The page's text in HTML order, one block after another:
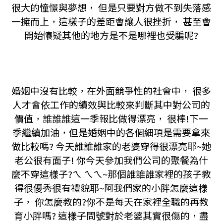
很大的憧憬與夢想， 但是只要對方做不到失落感
一擁而上，這樣子的差距會讓人很挫折， 甚至會
開始懷疑其他的地方是不是哪裡也受騙呢?
婚姻中沒有比較，在外面競爭性的社會中， 很多
人才會依工作的績效與比較來判斷其中對公司的
價值，誰誰誰這一季報比做得漂亮， 很棒!下一
季繼續加油，但是婚姻中的各個細項是需要拿來
做比較嗎? 今天誰誰誰家的老婆穿得很漂亮耶~她
老公很有面子! 你今天參加我們公司的聚餐為什
麼不穿這樣子?ㄟ ㄟㄟ~那個誰誰誰家裡的孩子教
得很優秀很有禮貌耶~阿我們家的小胖怎麼這樣
子， 你怎麼教的?你不是每天在家裡全職的再教
育小胖嗎? 這樣子問號對於老婆其實很傷的，盡